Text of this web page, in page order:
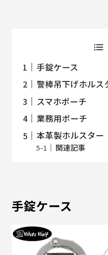
手錠ケース
警棒吊下げホルス
スマホポーチ
業務用ポーチ
本革製ホルスター
関連記事
手錠ケース